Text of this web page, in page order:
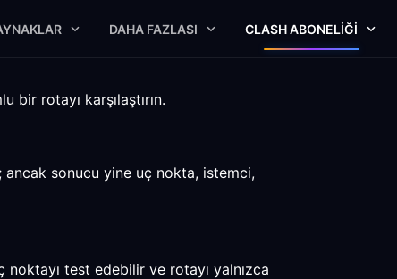
DAHA FAZLASI CLASH ABONELIĞI
bir rotayı karşılaştırın.
ancak sonucu yine uç nokta, istemci,
test edebilir ve rotayı yalnızca